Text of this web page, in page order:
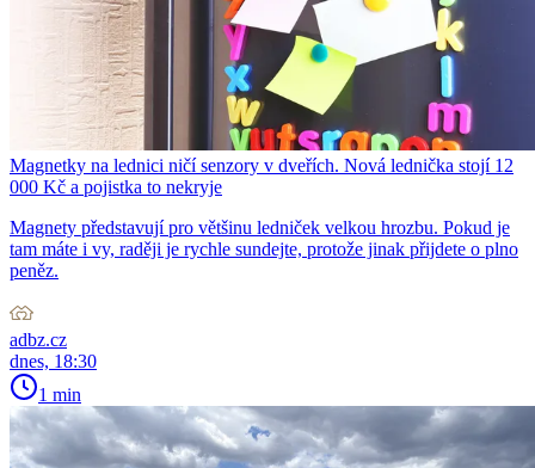
Magnetky na lednici ničí senzory v dveřích. Nová lednička stojí 12
000 Kč a pojistka to nekryje
Magnety představují pro většinu ledniček velkou hrozbu. Pokud je
tam máte i vy, raději je rychle sundejte, protože jinak přijdete o plno
peněz.
adbz.cz
dnes, 18:30
1 min